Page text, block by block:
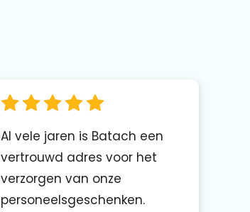
Al vele jaren is Batach een
vertrouwd adres voor het
verzorgen van onze
personeelsgeschenken.